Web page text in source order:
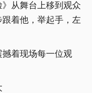
从舞台上移到观众
着他，举起手，左
着现场每一位观